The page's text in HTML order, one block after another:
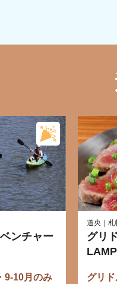
ンチャー
9-10月のみ
道央｜札
グリ
LAMP
グリ